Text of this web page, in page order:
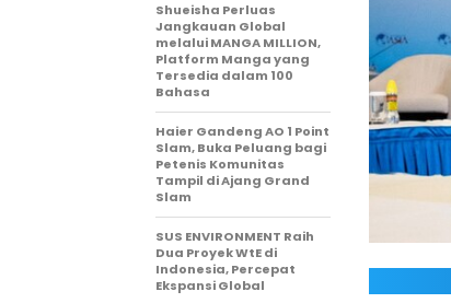
Shueisha Perluas
Jangkauan Global
melalui MANGA MILLION,
Platform Manga yang
Tersedia dalam 100
Bahasa
Haier Gandeng AO 1 Point
Slam, Buka Peluang bagi
Petenis Komunitas
Tampil di Ajang Grand
Slam
SUS ENVIRONMENT Raih
Dua Proyek WtE di
Indonesia, Percepat
Ekspansi Global